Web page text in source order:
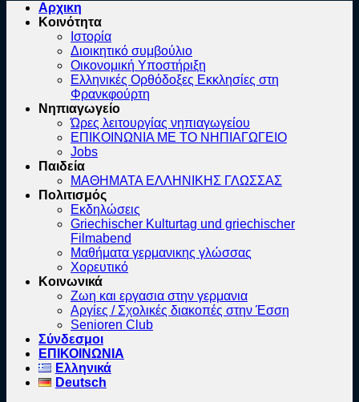
Αρχικη
Κοινότητα
Ιστορία
Διοικητικό συμβούλιο
Οικονομική Υποστήριξη
Ελληνικές Ορθόδοξες Εκκλησίες στη
Φρανκφούρτη
Νηπιαγωγείο
Ώρες λειτουργίας νηπιαγωγείου
ΕΠΙΚΟΙΝΩΝΙΑ ΜΕ ΤΟ ΝΗΠΙΑΓΩΓΕΙΟ
Jobs
Παιδεία
ΜΑΘΗΜΑΤΑ ΕΛΛΗΝΙΚΗΣ ΓΛΩΣΣΑΣ
Πολιτισμός
Εκδηλώσεις
Griechischer Kulturtag und griechischer
Filmabend
Μαθήματα γερμανικης γλώσσας
Χορευτικό
Κοινωνικά
Ζωη και εργασια στην γερμανια
Αργίες / Σχολικές διακοπές στην Έσση
Senioren Club
Σύνδεσμοι
ΕΠΙΚΟΙΝΩΝΙΑ
Ελληνικά
Deutsch